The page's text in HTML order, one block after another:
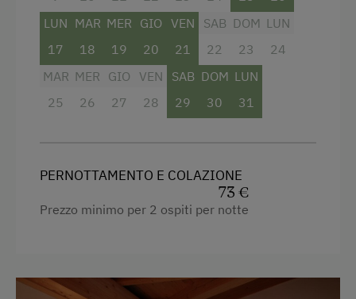
LUN
17
MAR
18
MER
19
GIO
20
VEN
21
SAB
22
DOM
23
LUN
24
MAR
25
MER
26
GIO
27
VEN
28
SAB
29
DOM
30
LUN
31
PERNOTTAMENTO E COLAZIONE
73 €
Prezzo minimo per 2 ospiti per notte